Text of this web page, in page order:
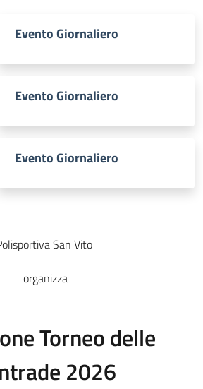
Evento Giornaliero
Evento Giornaliero
Evento Giornaliero
San Vito
organizza
Torneo delle
2026